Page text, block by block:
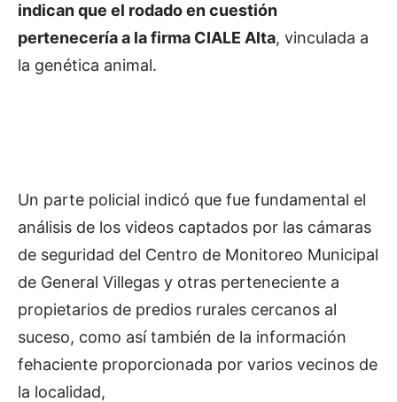
indican que el rodado en cuestión
pertenecería a la firma CIALE Alta, vinculada a
la genética animal.
Un parte policial indicó que fue fundamental el
análisis de los videos captados por las cámaras
de seguridad del Centro de Monitoreo Municipal
de General Villegas y otras perteneciente a
propietarios de predios rurales cercanos al
suceso, como así también de la información
fehaciente proporcionada por varios vecinos de
la localidad,